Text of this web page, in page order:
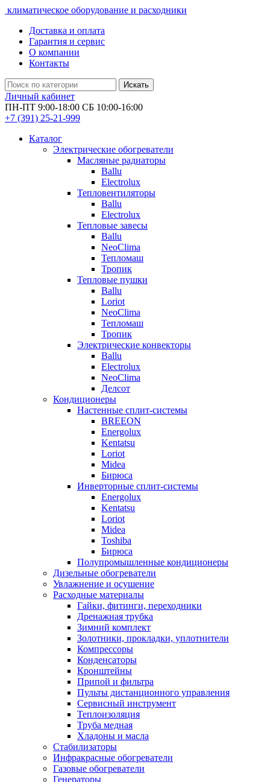
климатическое оборудование и расходники
Доставка и оплата
Гарантия и сервис
О компании
Контакты
Искать
Личный кабинет
ПН-ПТ 9:00-18:00 СБ 10:00-16:00
+7 (391) 25-21-999
Каталог
Электрические обогреватели
Масляные радиаторы
Ballu
Electrolux
Тепловентиляторы
Ballu
Electrolux
Тепловые завесы
Ballu
NeoClima
Тепломаш
Тропик
Тепловые пушки
Ballu
Loriot
NeoClima
Тепломаш
Тропик
Электрические конвекторы
Ballu
Electrolux
NeoClima
Делсот
Кондиционеры
Настенные сплит-системы
BREEON
Energolux
Kentatsu
Loriot
Midea
Бирюса
Инверторные сплит-системы
Energolux
Kentatsu
Loriot
Midea
Toshiba
Бирюса
Полупромышленные кондиционеры
Дизельные обогреватели
Увлажнение и осушение
Расходные материалы
Гайки, фитинги, переходники
Дренажная трубка
Зимний комплект
Золотники, прокладки, уплотнители
Компрессоры
Конденсаторы
Кронштейны
Припой и фильтра
Пульты дистанционного управления
Сервисный инструмент
Теплоизоляция
Труба медная
Хладоны и масла
Стабилизаторы
Инфракрасные обогреватели
Газовые обогреватели
Генераторы